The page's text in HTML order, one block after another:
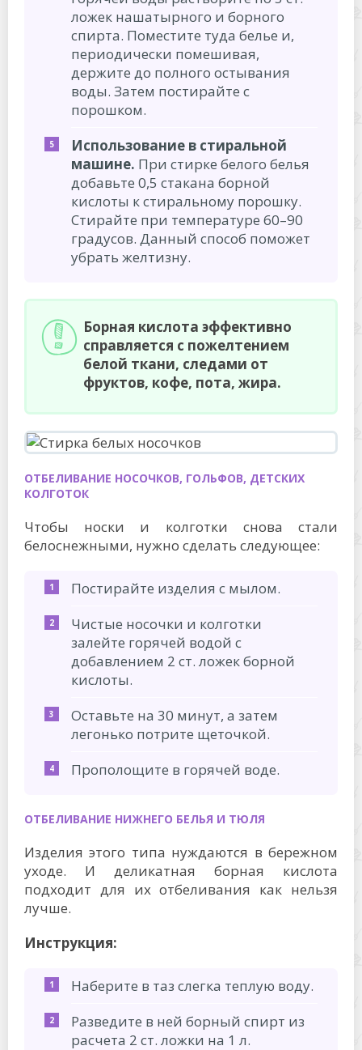
ложек нашатырного и борного
спирта. Поместите туда белье и,
периодически помешивая,
держите до полного остывания
воды. Затем постирайте с
порошком.
Использование в стиральной
машине. При стирке белого белья
добавьте 0,5 стакана борной
кислоты к стиральному порошку.
Стирайте при температуре 60–90
градусов. Данный способ поможет
убрать желтизну.
Борная кислота эффективно
справляется с пожелтением
белой ткани, следами от
фруктов, кофе, пота, жира.
ОТБЕЛИВАНИЕ НОСОЧКОВ, ГОЛЬФОВ, ДЕТСКИХ
КОЛГОТОК
Чтобы носки и колготки снова стали
белоснежными, нужно сделать следующее:
Постирайте изделия с мылом.
Чистые носочки и колготки
залейте горячей водой с
добавлением 2 ст. ложек борной
кислоты.
Оставьте на 30 минут, а затем
легонько потрите щеточкой.
Прополощите в горячей воде.
ОТБЕЛИВАНИЕ НИЖНЕГО БЕЛЬЯ И ТЮЛЯ
Изделия этого типа нуждаются в бережном
уходе. И деликатная борная кислота
подходит для их отбеливания как нельзя
лучше.
Инструкция:
Наберите в таз слегка теплую воду.
Разведите в ней борный спирт из
расчета 2 ст. ложки на 1 л.